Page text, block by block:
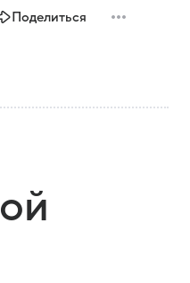
Поделиться